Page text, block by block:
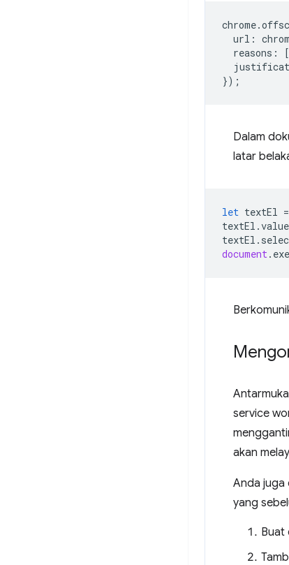
chrome.
url :
reasons : [
});
Dalam
latar
let textEl =
textEl .value
textEl .
document.
Antarmuka
service
akan
Anda juga
yang
Buat